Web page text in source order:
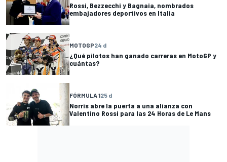
Rossi, Bezzecchi y Bagnaia, nombrados
embajadores deportivos en Italia
MOTOGP24 d
¿Qué pilotos han ganado carreras en MotoGP y
cuántas?
FÓRMULA 125 d
Norris abre la puerta a una alianza con
Valentino Rossi para las 24 Horas de Le Mans